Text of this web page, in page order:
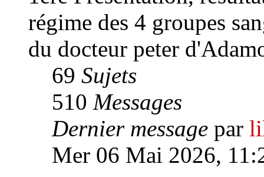
régime des 4 groupes
du docteur peter
69 Sujets
510 Messages
Dernier message par
Mer 06 Mai 2026,